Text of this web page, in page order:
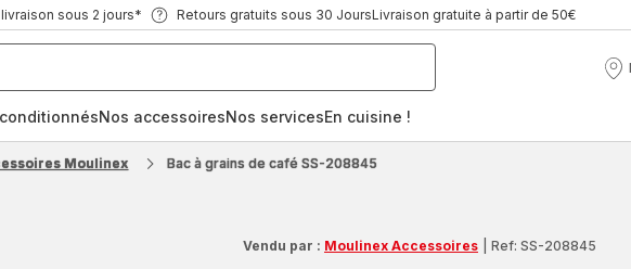
sous 2 jours* Retours gratuits sous 30 JoursLivraison gratuite à partir de 50€
Nos accessoiresNos servicesEn cuisine !
Moulinex Bac à grains de café SS-208845
Vendu par : Moulinex Accessoires Ref: SS-208845